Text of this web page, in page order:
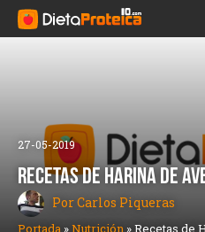
Adelgazar Rápido
Dietas para bajar de peso
Pastillas para adelgazar y
27-05-2019
RECETAS DE HARINA DE
Por Carlos Piqueras
Portada »Nutrición »Recetas de